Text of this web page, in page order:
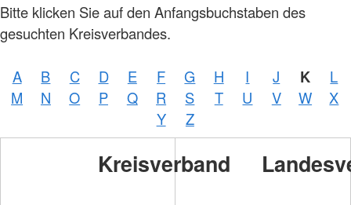
Bitte klicken Sie auf den Anfangsbuchstaben des
gesuchten Kreisverbandes.
A B C D E F G H I J K
L
M
N O P Q R S T U V W
X
Y
Z
Kreisverband